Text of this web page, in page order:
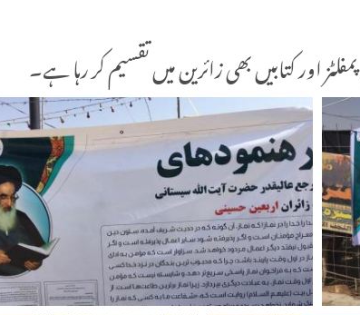
اور کتابیں بھی زائرین میں تقسیم کر رہا ہے۔